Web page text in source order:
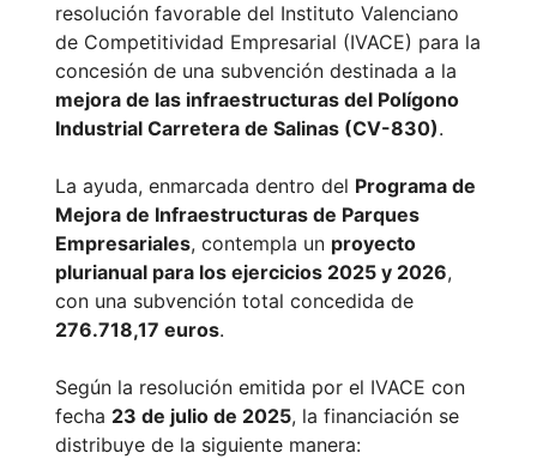
resolución favorable del Instituto Valenciano
de Competitividad Empresarial (IVACE) para la
concesión de una subvención destinada a la
mejora de las infraestructuras del Polígono
Industrial Carretera de Salinas (CV-830).
La ayuda, enmarcada dentro del Programa de
Mejora de Infraestructuras de Parques
Empresariales, contempla un proyecto
plurianual para los ejercicios 2025 y 2026,
con una subvención total concedida de
276.718,17 euros.
Según la resolución emitida por el IVACE con
fecha 23 de julio de 2025, la financiación se
distribuye de la siguiente manera: